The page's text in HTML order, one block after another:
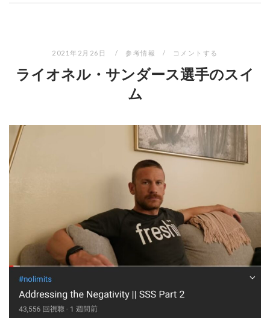
2021年2月26日 参考情報 コメントする
ライオネル・サンダース選手のスイ
ム